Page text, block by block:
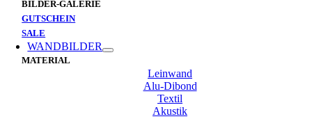
BILDER-GALERIE
GUTSCHEIN
SALE
WANDBILDER
MATERIAL
Leinwand
Alu-Dibond
Textil
Akustik